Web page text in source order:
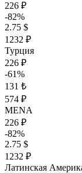
226 ₽
-82%
2.75 $
1232 ₽
Турция
226 ₽
-61%
131 ₺
574 ₽
MENA
226 ₽
-82%
2.75 $
1232 ₽
Латинская